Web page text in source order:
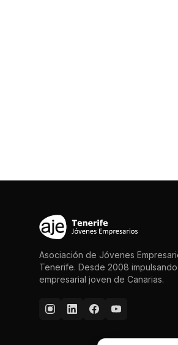
Asociación de Jóvenes
Tenerife. Desde 2008
empresarial joven de Canarias.